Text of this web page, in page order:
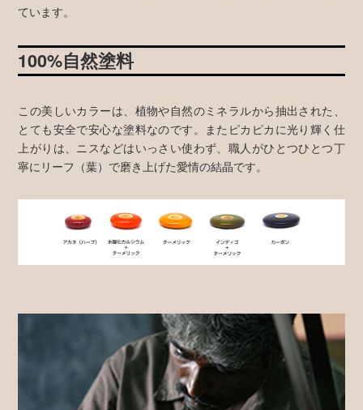
ています。
100%自然塗料
この美しいカラーは、植物や自然のミネラルから抽出された、
とても安全で安心な塗料なのです。またピカピカに光り輝く仕
上がりは、ニスなどはいっさい使わず、職人がひとつひとつ丁
寧にリーフ（葉）で磨き上げた愛情の結晶です。